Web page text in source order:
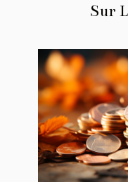
Sur